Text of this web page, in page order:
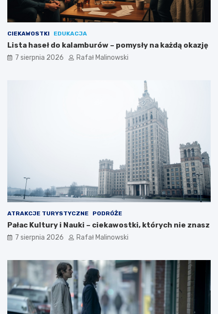
CIEKAWOSTKI EDUKACJA
Lista haseł do kalamburów – pomysły na każdą okazję
7 sierpnia 2026 Rafał Malinowski
ATRAKCJE TURYSTYCZNE PODRÓŻE
Pałac Kultury i Nauki – ciekawostki, których nie znasz
7 sierpnia 2026 Rafał Malinowski